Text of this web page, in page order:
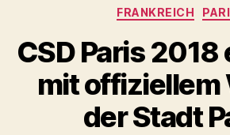
FRANKREICH
CSD Paris
mit offiziellem
der Stadt